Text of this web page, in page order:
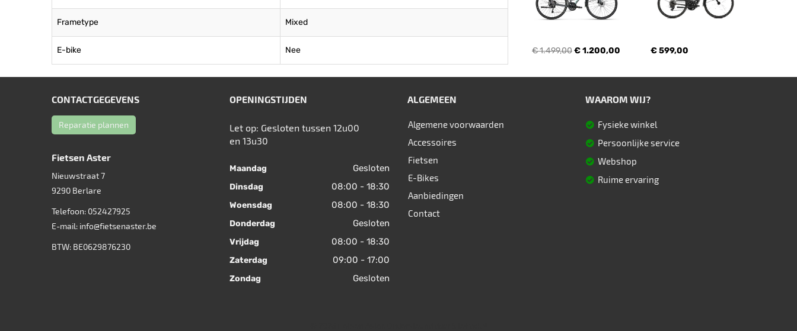
Frametype Mixed
E-bike Nee € 1.499,00€ 1.200,00 € 599,00
CONTACTGEGEVENS
Reparatie plannen
Fietsen Aster
Nieuwstraat 7
9290 Berlare
Telefoon: 052427925
E-mail: info@fietsenaster.be
BTW: BE0629876230
OPENINGSTIJDEN
Let op: Gesloten tussen 12u00
en 13u30
Maandag Gesloten
Dinsdag 08:00 - 18:30
Woensdag 08:00 - 18:30
Donderdag Gesloten
Vrijdag 08:00 - 18:30
Zaterdag 09:00 - 17:00
Zondag Gesloten
ALGEMEEN
Algemene voorwaarden
Accessoires
Fietsen
E-Bikes
Aanbiedingen
Contact
WAAROM WIJ?
Fysieke winkel
Persoonlijke service
Webshop
Ruime ervaring